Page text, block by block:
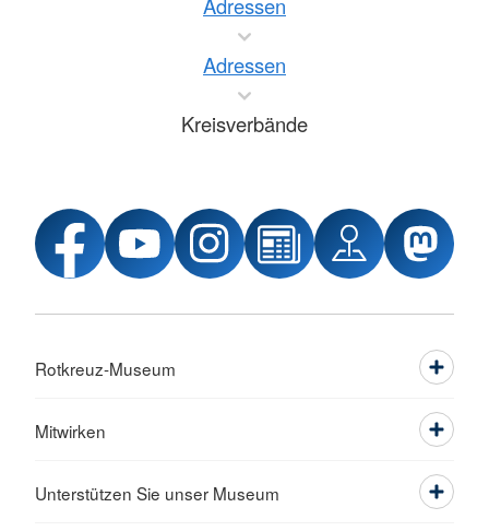
Adressen
Kreisverbände
Rotkreuz-Museum
Mitwirken
Unterstützen Sie unser Museum